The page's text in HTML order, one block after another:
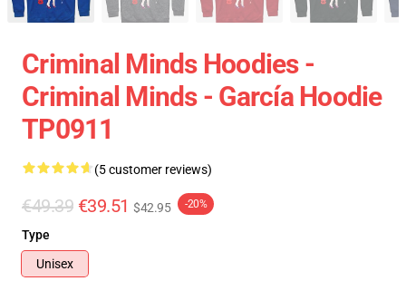
Criminal Minds Hoodies -
Criminal Minds - García Hoodie
TP0911
(5 customer reviews)
€49.39 €39.51 $42.95 -20%
Type
Unisex